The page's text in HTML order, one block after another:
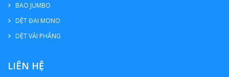
BAO JUMBO
DỆT ĐAI MONO
DỆT VẢI PHẲNG
LIÊN HỆ